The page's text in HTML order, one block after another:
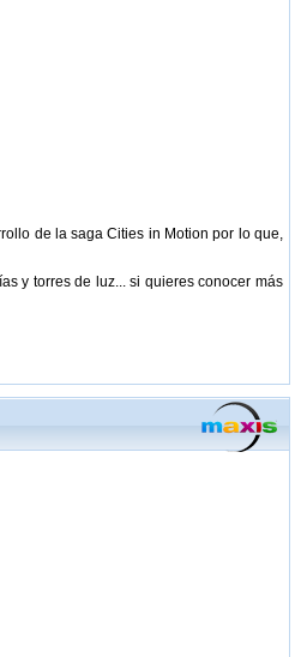
de la saga Cities in Motion por lo que,
y torres de luz... si quieres conocer más